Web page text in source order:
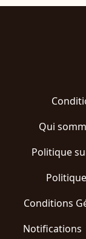
Qui
Politique
Conditions
Notifications